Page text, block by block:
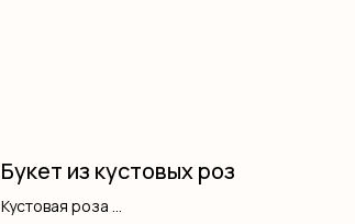
Букет из кустовых роз
Кустовая роза